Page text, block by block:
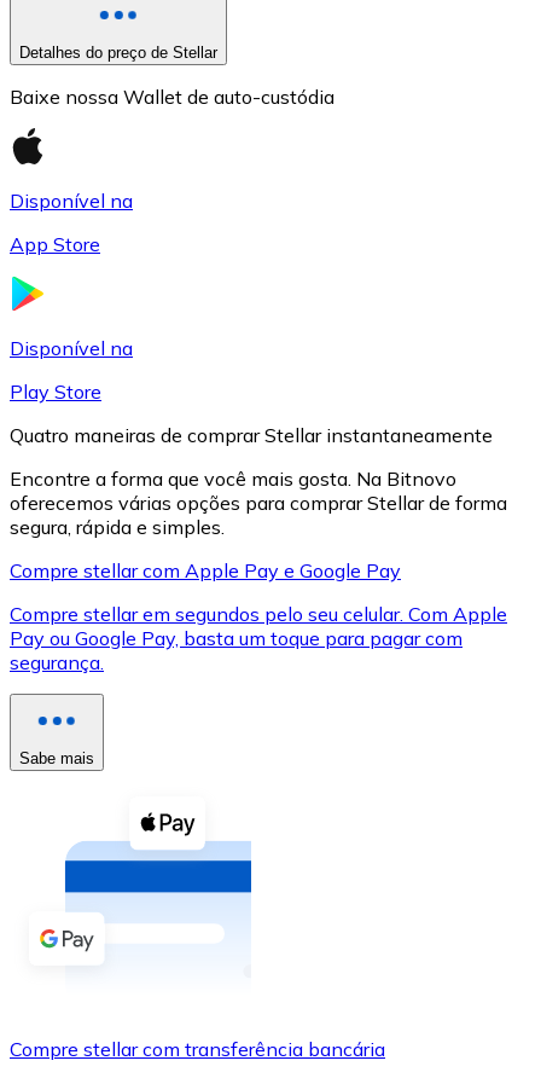
XRP
XRP
Ver tudo
Cupons cripto
Compre criptomoedas com dinheiro e outros
Comprar com dinheiro
Transferência SEPA
Detalhes do preço de Stellar
Baixe nossa Wallet de auto-custódia
Disponível na
App Store
Disponível na
Play Store
Quatro maneiras de comprar Stellar instantaneamente
Encontre a forma que você mais gosta. Na Bitnovo
oferecemos várias opções para comprar Stellar de forma
segura, rápida e simples.
Compre stellar com Apple Pay e Google Pay
Compre stellar em segundos pelo seu celular. Com Apple
Pay ou Google Pay, basta um toque para pagar com
segurança.
Sabe mais
Compre stellar com transferência bancária